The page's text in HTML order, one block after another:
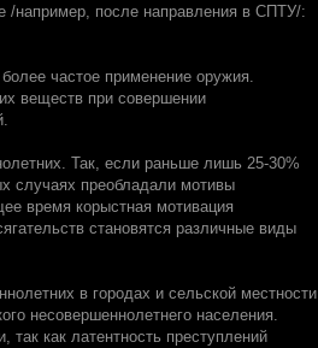
/например, после направления в СПТУ/:
частое применение оружия.
веществ при совершении
Так, если раньше лишь 25-30%
случаях преобладали мотивы
время корыстная мотивация
становятся различные виды
в городах и сельской местности
несовершеннолетнего населения.
так как латентность преступлений